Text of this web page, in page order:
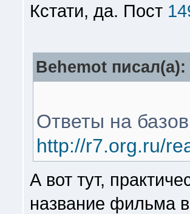
Кстати, да. Пост
Behemot писал(a):
Ответы на
http://r7.org.ru/
А вот тут,
название фильма